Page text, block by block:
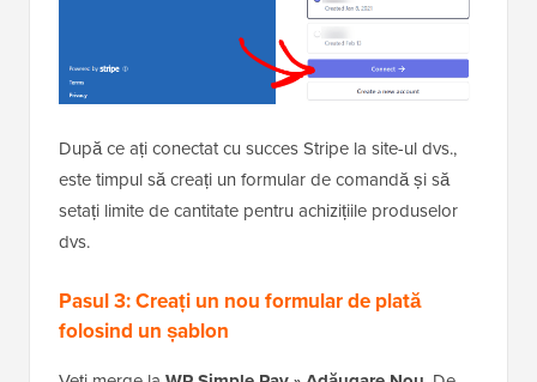
După ce ați conectat cu succes Stripe la site-ul dvs.,
este timpul să creați un formular de comandă și să
setați limite de cantitate pentru achizițiile produselor
dvs.
Pasul 3: Creați un nou formular de plată
folosind un șablon